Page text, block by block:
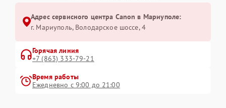
Адрес сервисного центра Canon в Мариуполе:
г. Мариуполь, Володарское шоссе, 4
Горячая линия
+7 (863) 333-79-21
Время работы
Ежедневно с 9:00 до 21:00